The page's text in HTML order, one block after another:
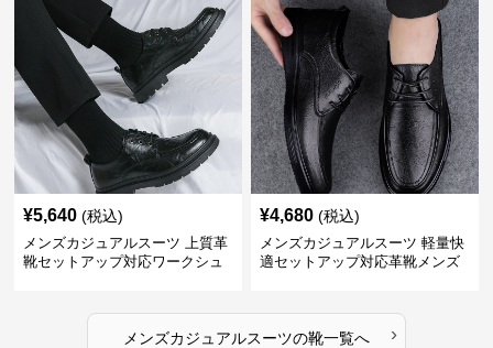
¥5,640 (税込)
メンズカジュアルスーツ 上質革
靴セットアップ対応ワークシュ
¥4,680 (税込)
メンズカジュアルスーツ 軽量快
適セットアップ対応革靴メンズ
メンズカジュアルスーツの靴一覧へ ›